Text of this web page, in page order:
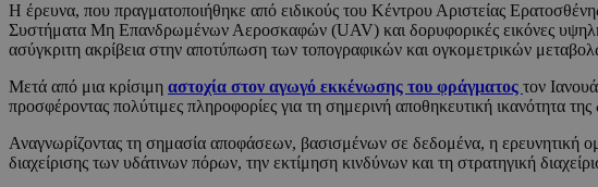
Η έρευνα, που πραγματοποιήθηκε από ειδικούς του Κέντρου Αριστείας
Συστήματα Μη Επανδρωμένων Αεροσκαφών (UAV) και δορυφορικές εικόνες
ασύγκριτη ακρίβεια στην αποτύπωση των τοπογραφικών και ογκομετρικών
Μετά από μια κρίσιμη αστοχία στον αγωγό εκκένωσης του φράγματος τον
προσφέροντας πολύτιμες πληροφορίες για τη σημερινή αποθηκευτική ικανότητα
Αναγνωρίζοντας τη σημασία αποφάσεων, βασισμένων σε δεδομένα, η ερευνητική
διαχείρισης των υδάτινων πόρων, την εκτίμηση κινδύνων και τη στρατηγική